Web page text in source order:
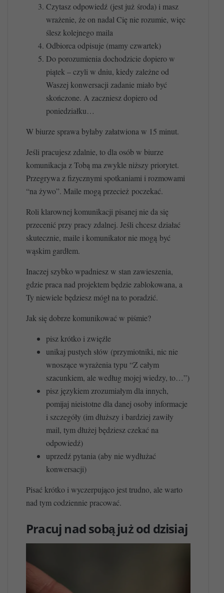
Czytasz odpowiedź (jest już środa) i masz
wrażenie, że on nadal Cię nie rozumie, więc
ślesz kolejnego maila
Odbiorca odpisuje (mamy czwartek)
Do porozumienia dochodzicie dopiero w
piątek – czyli w dniu, kiedy zależne od
Waszej konwersacji zadanie miało być
skończone. A zaczniesz dopiero od
poniedziałku…
W biurze sprawa byłaby załatwiona w 15 minut.
Jeśli pracujesz zdalnie, to dla osób w biurze
komunikacja z Tobą ma zwykle niższy priorytet.
Przegrywa z fizycznymi spotkaniami i rozmowami
“na żywo”. Maile mogą przecież poczekać.
Roli klarownej komunikacji pisanej nie da się
przecenić przy pracy zdalnej. Jeśli chcesz działać
skutecznie, maile i komunikator nie mogą być
wąskim gardłem.
Inaczej szybko wpadniesz w stan zawieszenia,
gdzie praca nad projektem będzie zablokowana, a
Ty niewiele będziesz mógł na to poradzić.
Jak się dobrze komunikować w piśmie?
pisz krótko i zwięźle
unikaj pustych słów (przymiotniki, nic nie
wnoszące wyrażenia typu “Z całym
szacunkiem, ale według mojej wiedzy, to…”)
pisz językiem zrozumiałym dla innych,
pomijaj nieistotne dla danej osoby informacje
i szczegóły (im dłuższy i bardziej zawiły
mail, tym dłużej będziesz czekać na
odpowiedź)
uprzedź pytania (aby nie wydłużać
konwersacji)
Pisać krótko i wyczerpująco jest trudno, ale warto
nad tym codziennie pracować.
Pracuj nad sobą już od dzisiaj